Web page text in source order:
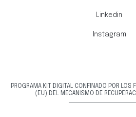
Linkedin
Instagram
PROGRAMA KIT DIGITAL CONFINADO POR LOS
(EU) DEL MECANISMO DE